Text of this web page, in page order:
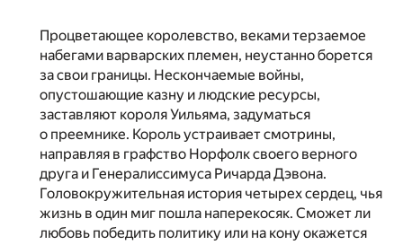
Процветающее королевство, веками терзаемое
набегами варварских племен, неустанно борется
за свои границы. Нескончаемые войны,
опустошающие казну и людские ресурсы,
заставляют короля Уильяма, задуматься
о преемнике. Король устраивает смотрины,
направляя в графство Норфолк своего верного
друга и Генералиссимуса Ричарда Дэвона.
Головокружительная история четырех сердец, чья
жизнь в один миг пошла наперекосяк. Сможет ли
любовь победить политику или на кону окажется